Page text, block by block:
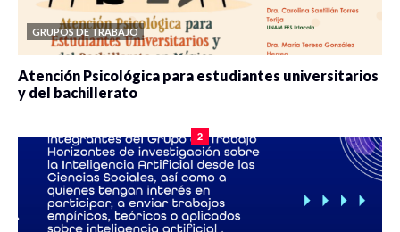
GRUPOS DE TRABAJO
Atención Psicológica para estudiantes universitarios
y del bachillerato
2